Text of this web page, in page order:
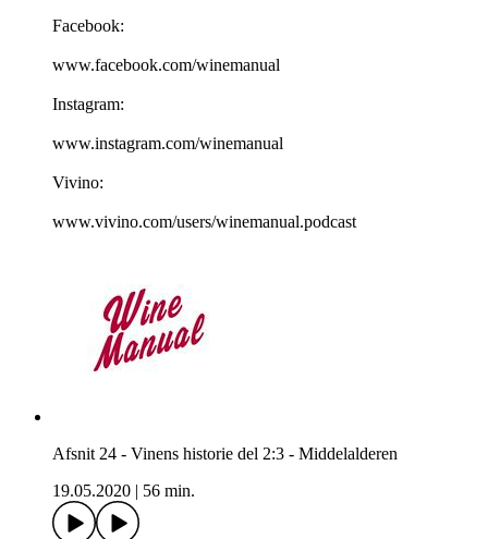
Facebook:
www.facebook.com/winemanual
Instagram:
www.instagram.com/winemanual
Vivino:
www.vivino.com/users/winemanual.podcast
Afsnit 24 - Vinens historie del 2:3 - Middelalderen
19.05.2020
56 min.